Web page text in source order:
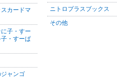
カードマ
子・すー
・すーぱ
ャンゴ
ニトロプラスブックス
その他